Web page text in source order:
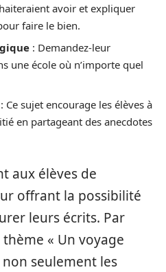
avoir et expliquer
faire le bien.
: Demandez-leur
une école où n’importe quel
: Ce sujet encourage les élèves à
en partageant des anecdotes
aux élèves de
offrant la possibilité
leurs écrits. Par
« Un voyage
seulement les